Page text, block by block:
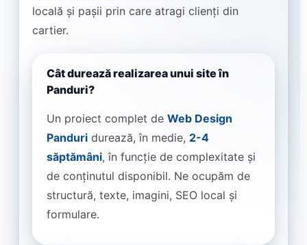
locală și pașii prin care atragi clienți din
cartier.
Cât durează realizarea unui site în
Panduri?
Un proiect complet de Web Design
Panduri durează, în medie, 2-4
săptămâni, în funcție de complexitate și
de conținutul disponibil. Ne ocupăm de
structură, texte, imagini, SEO local și
formulare.